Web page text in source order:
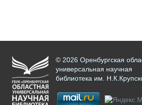
© 2026 Оренбургская
универсальная научная
библиотека им.